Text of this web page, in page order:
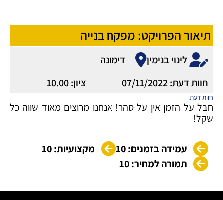
תיאור הפרויקט: מפקח בנייה
לינוי בנימין
דימונה
חוות דעת: 07/11/2022
ציון: 10.00
חוות דעת:
חבל על הזמן אין על סהר! אנחנו מרוצים מאוד שווה כל
שקל!
עמידה בזמנים: 10
מקצועיות: 10
תמורה למחיר: 10